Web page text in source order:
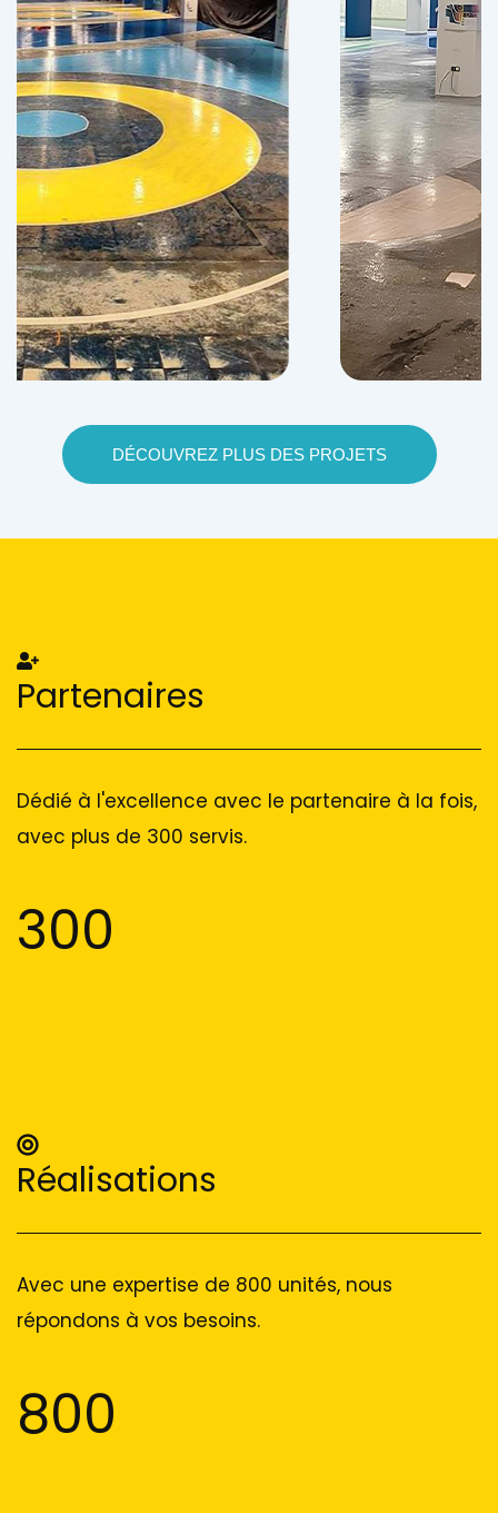
DÉCOUVREZ PLUS DES PROJETS
Partenaires
Dédié à l'excellence avec le partenaire à la fois,
avec plus de 300 servis.
300
Réalisations
Avec une expertise de 800 unités, nous
répondons à vos besoins.
800